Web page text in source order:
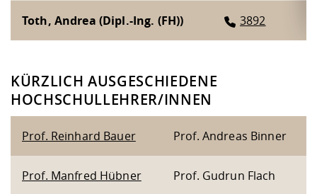
Toth, Andrea (Dipl.-Ing. (FH)) 3892
KÜRZLICH AUSGESCHIEDENE
HOCHSCHULLEHRER/INNEN
Prof. Reinhard Bauer Prof. Andreas Binner
Prof. Manfred Hübner Prof. Gudrun Flach